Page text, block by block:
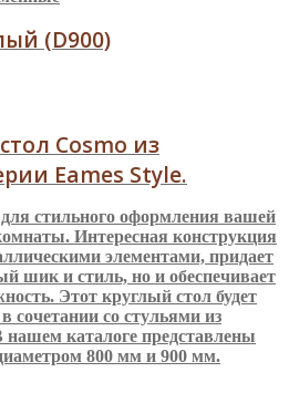
(D900)
Cosmo из
Eames Style.
стильного оформления вашей
Интересная конструкция
элементами, придает
шик и стиль, но и обеспечивает
Этот круглый стол будет
сочетании со стульями из
нашем каталоге представлены
800 мм и 900 мм.